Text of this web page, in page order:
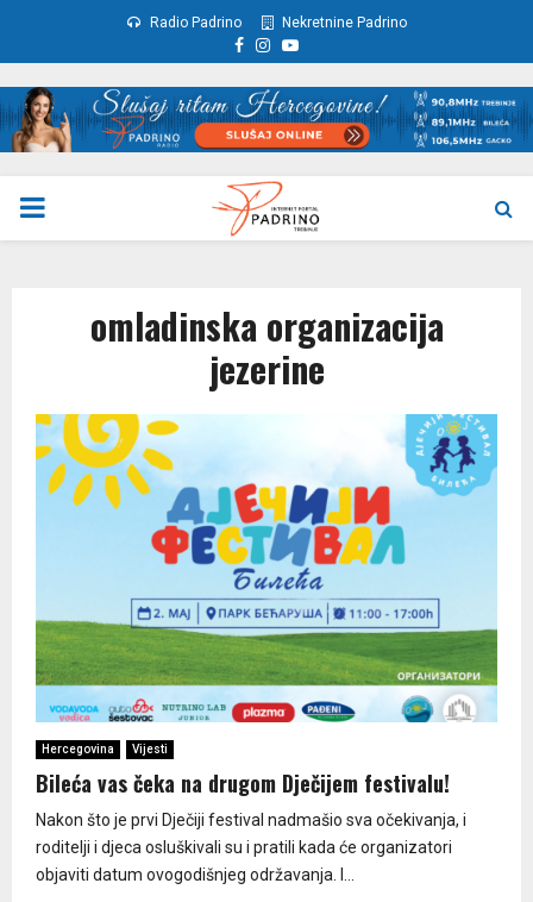
Radio Padrino Nekretnine Padrino
Facebook
Instagram
Youtube
PRIMARY
omladinska organizacija
jezerine
Hercegovina Vijesti
Bileća vas čeka na drugom Dječijem festivalu!
Nakon što je prvi Dječiji festival nadmašio sva očekivanja, i
roditelji i djeca osluškivali su i pratili kada će organizatori
objaviti datum ovogodišnjeg održavanja. I...